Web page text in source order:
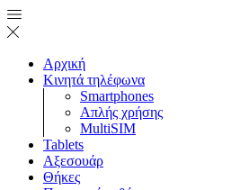
Αρχική
Κινητά τηλέφωνα
Smartphones
Απλής χρήσης
MultiSIM
Tablets
Αξεσουάρ
Θήκες